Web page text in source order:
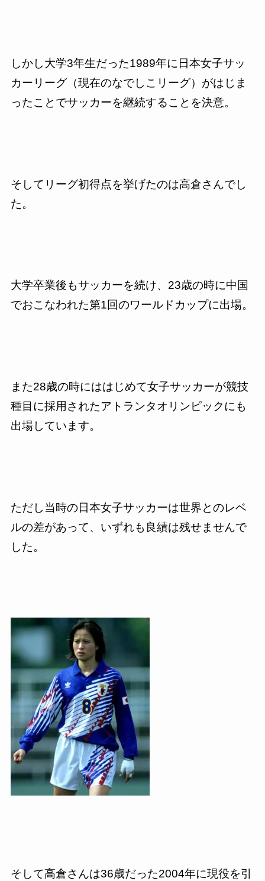
しかし大学3年生だった1989年に日本女子サッ
カーリーグ（現在のなでしこリーグ）がはじま
ったことでサッカーを継続することを決意。
そしてリーグ初得点を挙げたのは高倉さんでし
た。
大学卒業後もサッカーを続け、 23歳の時に中国
でおこなわれた第1回のワールドカップに出場。
また28歳の時にははじめて女子サッカーが競技
種目に採用されたアトランタオリンピックにも
出場しています。
ただし当時の日本女子サッカーは世界とのレベ
ルの差があって、いずれも良績は残せませんで
した。
そして高倉さんは36歳だった2004年に現役を引